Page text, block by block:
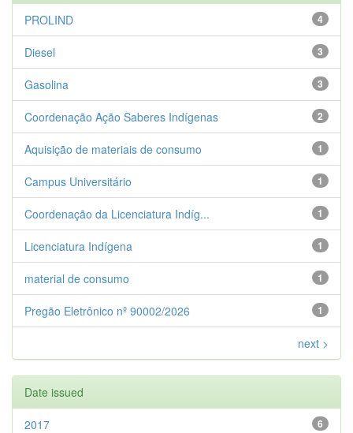
4
PROLIND
3
Diesel
3
Gasolina
2
Coordenação Ação Saberes Indígenas
1
Aquisição de materiais de consumo
1
Campus Universitário
1
Coordenação da Licenciatura Indíg...
1
Licenciatura Indígena
1
material de consumo
1
Pregão Eletrônico nº 90002/2026
next >
Date issued
6
2017